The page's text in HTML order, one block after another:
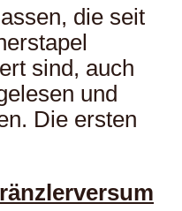
die seit
sind, auch
und
Die ersten